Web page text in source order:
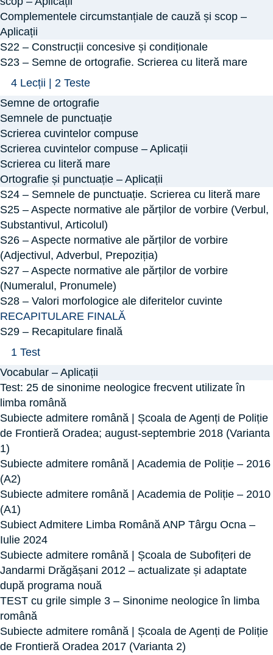
Cauză
Scop.
Circumstanțiala
Finală
Complementele circumstanțiale de cauză și scop –
Aplicații
S22 – Construcții concesive și condiționale
S23 – Semne de ortografie. Scrierea cu literă mare
Arată
S23
–
Semne
de
ortografie.
Scrierea
cu
literă
mare
4 Lecții | 2 Teste
Semne de ortografie
Semnele de punctuație
Scrierea cuvintelor compuse
Scrierea cuvintelor compuse – Aplicații
Scrierea cu literă mare
Ortografie și punctuație – Aplicații
S24 – Semnele de punctuație. Scrierea cu literă mare
S25 – Aspecte normative ale părților de vorbire (Verbul,
Substantivul, Articolul)
S26 – Aspecte normative ale părților de vorbire
(Adjectivul, Adverbul, Prepoziția)
S27 – Aspecte normative ale părților de vorbire
(Numeralul, Pronumele)
S28 – Valori morfologice ale diferitelor cuvinte
RECAPITULARE FINALĂ
S29 – Recapitulare finală
Arată
S29
–
Recapitulare
finală
1 Test
Vocabular – Aplicații
Test: 25 de sinonime neologice frecvent utilizate în
limba română
Subiecte admitere română | Școala de Agenți de Poliție
de Frontieră Oradea; august-septembrie 2018 (Varianta
1)
Subiecte admitere română | Academia de Poliție – 2016
(A2)
Subiecte admitere română | Academia de Poliție – 2010
(A1)
Subiect Admitere Limba Română ANP Târgu Ocna –
Iulie 2024
Subiecte admitere română | Școala de Subofițeri de
Jandarmi Drăgășani 2012 – actualizate și adaptate
după programa nouă
TEST cu grile simple 3 – Sinonime neologice în limba
română
Subiecte admitere română | Școala de Agenți de Poliție
de Frontieră Oradea 2017 (Varianta 2)